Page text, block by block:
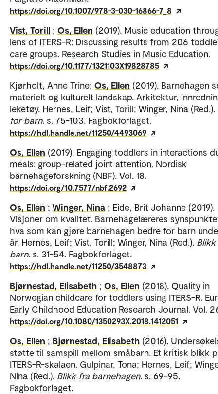
https://doi.org/10.1007/978-3-030-16866-7_8
Vist, Torill ; Os, Ellen (2019). Music education
lens of ITERS-R: Discussing results from 206
care groups. Research Studies in Music Education.
https://doi.org/10.1177/1321103X19828785
Kjørholt, Anne Trine; Os, Ellen (2019). Barnehagen
materielt og kulturelt landskap. Arkitektur,
leketøy. Hernes, Leif; Vist, Torill; Winger, Nina (Red.).
for barn. s. 75-103. Fagbokforlaget.
https://hdl.handle.net/11250/4493069
Os, Ellen (2019). Engaging toddlers in interactions
meals: group-related joint attention. Nordisk
barnehageforskning (NBF). Vol. 18.
https://doi.org/10.7577/nbf.2692
Os, Ellen ; Winger, Nina ; Eide, Brit Johanne (2019).
Visjoner om kvalitet. Barnehagelæreres
hva som kan gjøre barnehagen bedre for barn
år. Hernes, Leif; Vist, Torill; Winger, Nina (Red.).
barn. s. 31-54. Fagbokforlaget.
https://hdl.handle.net/11250/3548873
Bjørnestad, Elisabeth ; Os, Ellen (2018). Quality in
Norwegian childcare for toddlers using ITERS-R.
Early Childhood Education Research Journal. Vol.
https://doi.org/10.1080/1350293X.2018.1412051
Os, Ellen ; Bjørnestad, Elisabeth (2016).
støtte til samspill mellom småbarn. Et kritisk blikk
ITERS-R-skalaen. Gulpinar, Tona; Hernes, Leif;
Nina (Red.). Blikk fra barnehagen. s. 69-95.
Fagbokforlaget.